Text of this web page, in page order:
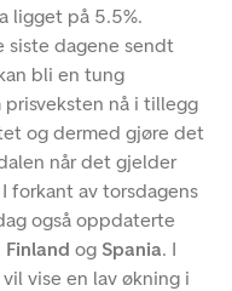
ligget på 5.5%.
siste dagene sendt
bli en tung
nå i tillegg
og dermed gjøre det
når det gjelder
forkant av torsdagens
også oppdaterte
Finland og Spania. I
vise en lav økning i